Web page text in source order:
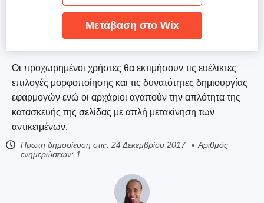
Οι προχωρημένοι χρήστες θα εκτιμήσουν τις ευέλικτες
επιλογές μορφοποίησης και τις δυνατότητες δημιουργίας
εφαρμογών ενώ οι αρχάριοι αγαπούν την απλότητα της
κατασκευής της σελίδας με απλή μετακίνηση των
αντικειμένων.
Πρώτη δημοσίευση στις: 24 Δεκεμβρίου 2017
Αριθμός
ενημερώσεων: 1
Μετάβαση στο Wix